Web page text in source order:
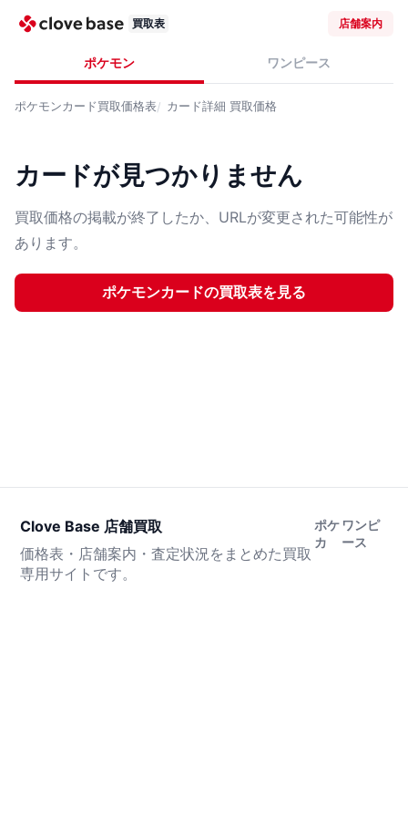
買取表 店舗案内
ポケモン ワンピース
ポケモンカード買取価格表 カード詳細 買取価格
カードが見つかりません
買取価格の掲載が終了したか、URLが変更された可能性が
あります。
ポケモンカードの買取表を見る
Clove Base 店舗買取
価格表・店舗案内・査定状況をまとめた買取
専用サイトです。
ポケ
カ
ワンピ
ース